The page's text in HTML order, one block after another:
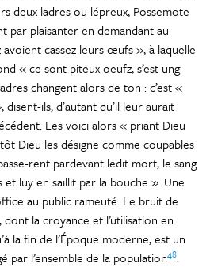
deux ladres ou lépreux, Possemote
par plaisanter en demandant au
avoient cassez leurs œufs », à laquelle
« ce sont piteux oeufz, s’est ung
changent alors de ton : c’est «
ils, d’autant qu’il leur aurait
Les voici alors « priant Dieu
Dieu les désigne comme coupables
rent pardevant ledit mort, le sang
luy en saillit par la bouche ». Une
au public rameuté. Le bruit de
la croyance et l’utilisation en
la fin de l’Époque moderne, est un
par l’ensemble de la population48.